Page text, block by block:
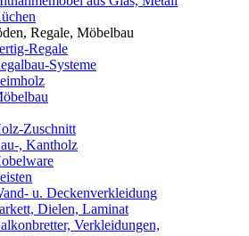
Regale, Möbelbau
Regale
Systeme
Zuschnitt
, Kantholz
u. Deckenverkleidung
Dielen, Laminat
Verkleidungen,